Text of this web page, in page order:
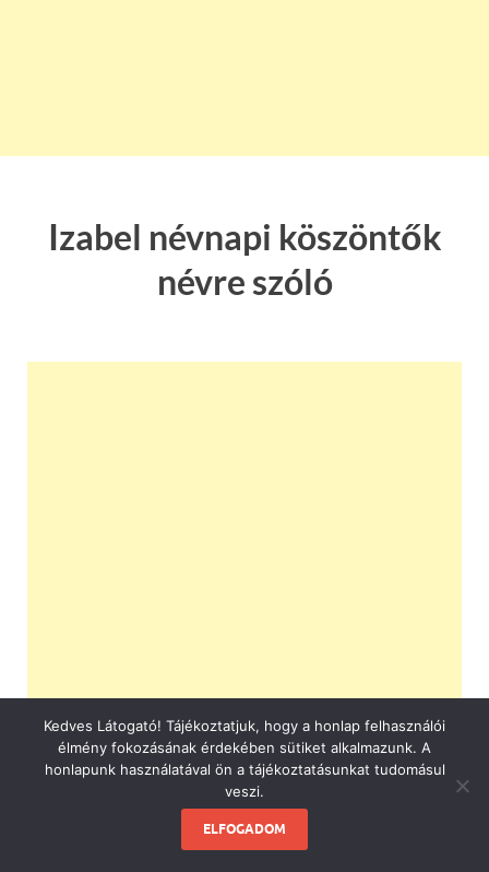
Izabel névnapi köszöntők
névre szóló
Kedves Látogató! Tájékoztatjuk, hogy a honlap felhasználói
élmény fokozásának érdekében sütiket alkalmazunk. A
honlapunk használatával ön a tájékoztatásunkat tudomásul
veszi.
ELFOGADOM